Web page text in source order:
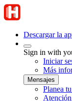
Descargar la
Sign in with
Iniciar
Más
Mensajes
Planea